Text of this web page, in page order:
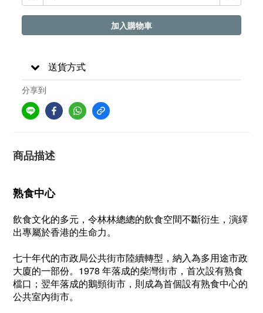
加入購物車
送貨方式
分享到
商品描述
熟食中心
飲食文化的多元，令林林總總的飲食空間不斷衍生，演繹
出專屬於香港的生命力。
七十年代的市政局公共街市陸續轉型，納入為多用途市政
大廈的一部份。1978 年落成的柴灣街市，首次設有熟食
檔口；翌年落成的鵝頸街市，則成為首個設有熟食中心的
公共室內街市。